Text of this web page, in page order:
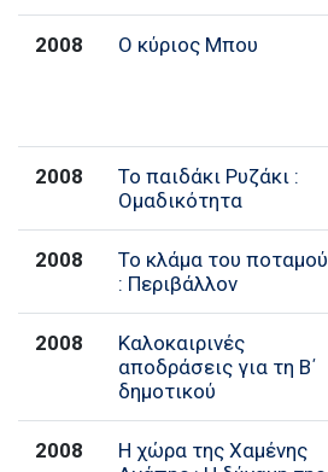
2008 Ο κύριος Μπου
2008
Το παιδάκι Ρυζάκι :
Ομαδικότητα
2008
Το κλάμα του ποταμού
: Περιβάλλον
2008
Καλοκαιρινές
αποδράσεις για τη Β΄
δημοτικού
2008
Η χώρα της Χαμένης